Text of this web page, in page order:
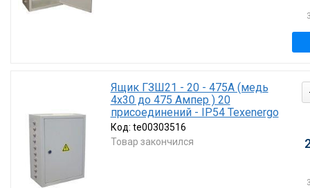
Ящик ГЗШ21 - 20 - 475А (медь
4х30 до 475 Ампер ) 20
присоединений - IP54 Texenergo
Код: te00303516
Товар закончился